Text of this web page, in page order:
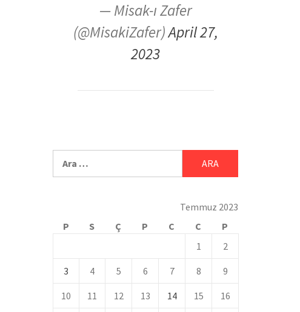
— Misak-ı Zafer
(@MisakiZafer)April 27,
2023
Temmuz 2023
P
S Ç P C C
P
1
2
3 4 5 6 7 8 9
10 11 12 13 14 15 16